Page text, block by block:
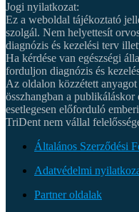
Jogi nyilatkozat:
Ez a weboldal tájékoztató
szolgál. Nem helyettesít
diagnózis és kezelési terv
Ha kérdése van egészségi
forduljon diagnózis és
Az oldalon közzétett
összhangban a
esetlegesen előforduló
TriDent nem vállal
Általános Szerződési
Adatvédelmi
Partner oldalak